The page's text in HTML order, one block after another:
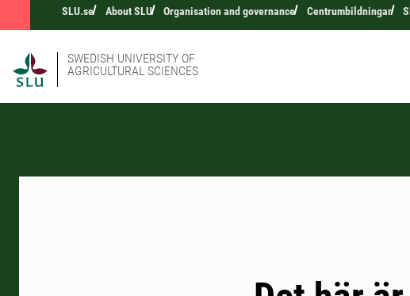
SLU.se About SLU Organisation and governance Centrumbildningar
SWEDISH UNIVERSITY OF
AGRICULTURAL SCIENCES